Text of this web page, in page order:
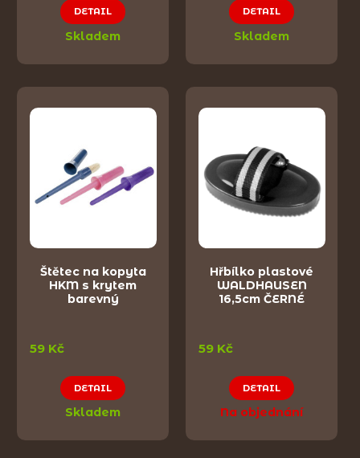
DETAIL
Skladem
DETAIL
Skladem
Štětec na kopyta
HKM s krytem
barevný
59 Kč
DETAIL
Skladem
Hřbílko plastové
WALDHAUSEN
16,5cm ČERNÉ
59 Kč
DETAIL
Na objednání